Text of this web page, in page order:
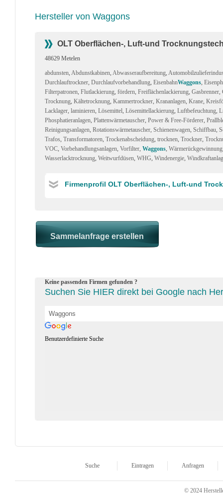
Hersteller von Waggons
OLT Oberflächen-, Luft-und
48629 Metelen
abdunsten, Abdunstkabinen, Abwasseraufbereitung,
Durchlauftrockner, Durchlaufvorbehandlung, EisenbahnWaggons,
Filterpatronen, Flutlackierung, fördern, Freiflächenlackierung, Gasbrenner,
Trocknung, Kältetrocknung, Kammertrockner, Krananlagen, Krane,
Lacklager, laminieren, Lösemittel, Lösemittellackierung, Luftbefeuchtung,
Phosphatieranlagen, Plattenwärmetauscher, Power & Free-Förderer,
Reinigungsanlagen, Rotationswärmetauscher, Schienenwagen, Schiffbau,
Trafos, Transformatoren, Trockenabscheidung, trocknen, Trockner,
VOC, Vorbehandlungsanlagen, Vorfilter, Waggons, Wärmerückgewinnung
Wasserlacktrocknung, Weitwurfdüsen, WHG, Windenergie,
Firmenprofil OLT Oberflächen-, Luft-und
Keine passenden Firmen gefunden ?
Suchen Sie HIER direkt bei Google nach
Benutzerdefinierte Suche
Suche Eintragen Anfragen
© 2024